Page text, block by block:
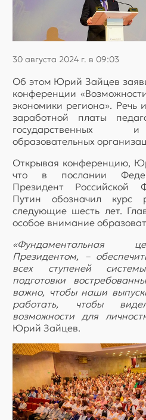
30 августа 2024 г. в 09:03
Об этом Юрий Зайцев
конференции
экономики региона». Речь
заработной платы
государственных
образовательных
Открывая конференцию,
что в послании
Президент Российской
Путин обозначил курс
следующие шесть лет.
особое внимание
«Фундаментальная
Президентом, –
всех ступеней
подготовки
важно, чтобы наши
работать, чтобы
возможности для
Юрий Зайцев.